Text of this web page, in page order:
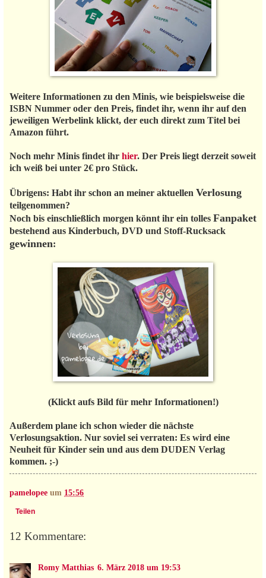
Weitere Informationen zu den Minis, wie beispielsweise die
ISBN Nummer oder den Preis, findet ihr, wenn ihr auf den
jeweiligen Werbelink klickt, der euch direkt zum Titel bei
Amazon führt.
Noch mehr Minis findet ihr hier. Der Preis liegt derzeit soweit
ich weiß bei unter 2€ pro Stück.
Übrigens: Habt ihr schon an meiner aktuellen Verlosung
teilgenommen?
Noch bis einschließlich morgen könnt ihr ein tolles Fanpaket
bestehend aus Kinderbuch, DVD und Stoff-Rucksack
gewinnen:
(Klickt aufs Bild für mehr Informationen!)
Außerdem plane ich schon wieder die nächste
Verlosungsaktion. Nur soviel sei verraten: Es wird eine
Neuheit für Kinder sein und aus dem DUDEN Verlag
kommen. ;-)
pamelopee um 15:56
Teilen
12 Kommentare:
Romy Matthias 6. März 2018 um 19:53